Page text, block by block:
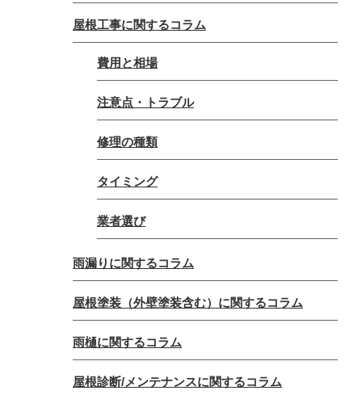
屋根工事に関するコラム
費用と相場
注意点・トラブル
修理の種類
タイミング
業者選び
雨漏りに関するコラム
屋根塗装（外壁塗装含む）に関するコラム
雨樋に関するコラム
屋根診断/メンテナンスに関するコラム